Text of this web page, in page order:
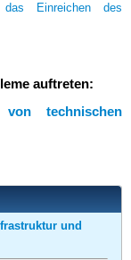
Einreichen des
auftreten:
technischen
und